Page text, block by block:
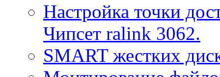
Настройка точки
Чипсет ralink 3062.
SMART жестких